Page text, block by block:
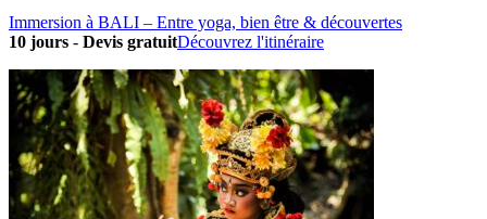
Immersion à BALI – Entre yoga, bien être & découvertes
10 jours - Devis gratuitDécouvrez l'itinéraire